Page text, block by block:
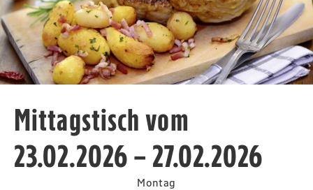
Mittagstisch vom
23.02.2026 – 27.02.2026
Montag